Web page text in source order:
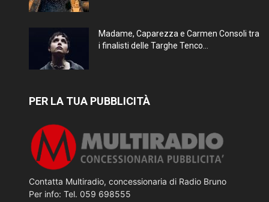
Madame, Caparezza e Carmen Consoli tra
i finalisti delle Targhe Tenco...
PER LA TUA PUBBLICITÀ
Contatta Multiradio, concessionaria di Radio Bruno
Per info: Tel. 059 698555